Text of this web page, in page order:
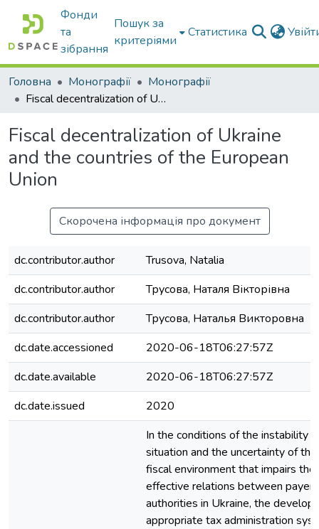
Фонди
та
зібрання
Пошук за
критеріями
Статистика
Головна Монографії
Монографії
Fiscal decentralization of Ukraine and the countries of the European Union
Fiscal decentralization of Ukraine
and the countries of the European
Union
Скорочена інформація про документ
dc.contributor.author
Trusova, Natalia
dc.contributor.author
Трусова, Наталя Вікторівна
dc.contributor.author
Трусова, Наталья Викторовна
dc.date.accessioned
2020-06-18T06:27:57Z
dc.date.available
2020-06-18T06:27:57Z
dc.date.issued
2020
In the conditions of the instability
situation and the uncertainty of
fiscal environment that impairs the
effective relations between
authorities in Ukraine, the
appropriate tax administration